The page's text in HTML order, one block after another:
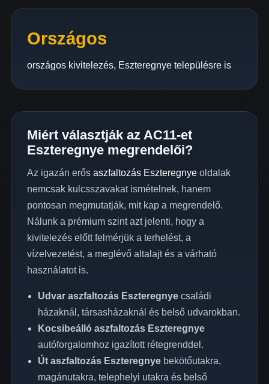
Országos
országos kivitelezés, Eszteregnye településre is
Miért választják az AC11-et
Eszteregnye megrendelői?
Az igazán erős aszfaltozás Eszteregnyeoldalak
nemcsak kulcsszavakat ismételnek, hanem
pontosan megmutatják, mit kap a megrendelő.
Nálunk a prémium szint azt jelenti, hogy a
kivitelezés előtt felmérjük a terhelést, a
vízelvezetést, a meglévő altalajt és a várható
használatot is.
Udvar aszfaltozás Eszteregnyecsaládi
házaknál, társasházaknál és belső udvarokban.
Kocsibeálló aszfaltozás Eszteregnye
autóforgalomhoz igazított rétegrenddel.
Út aszfaltozás Eszteregnyebekötőutakra,
magánutakra, telephelyi utakra és belső